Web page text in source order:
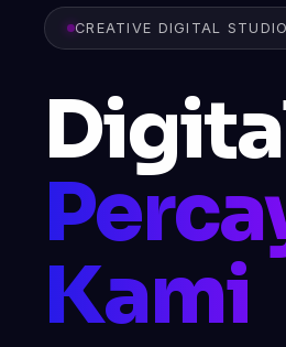
CREATIVE DIGITAL
Kami